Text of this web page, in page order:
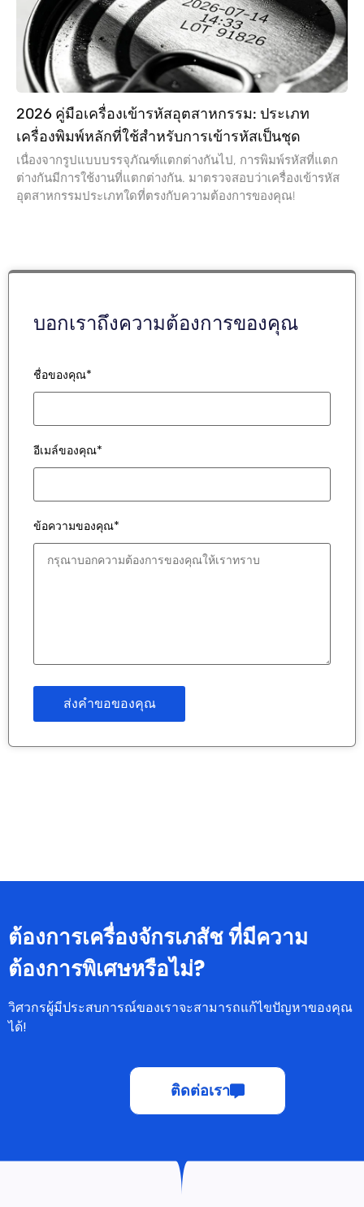
2026 คู่มือเครื่องเข้ารหัสอุตสาหกรรม: ประเภท
เครื่องพิมพ์หลักที่ใช้สำหรับการเข้ารหัสเป็นชุด
เนื่องจากรูปแบบบรรจุภัณฑ์แตกต่างกันไป, การพิมพ์รหัสที่แตก
ต่างกันมีการใช้งานที่แตกต่างกัน. มาตรวจสอบว่าเครื่องเข้ารหัส
อุตสาหกรรมประเภทใดที่ตรงกับความต้องการของคุณ!
บอกเราถึงความต้องการของคุณ
ชื่อของคุณ*
อีเมล์ของคุณ*
ข้อความของคุณ*
ต้องการเครื่องจักรเภสัช ที่มีความ
ต้องการพิเศษหรือไม่?
วิศวกรผู้มีประสบการณ์ของเราจะสามารถแก้ไขปัญหาของคุณ
ได้!
ติดต่อเรา